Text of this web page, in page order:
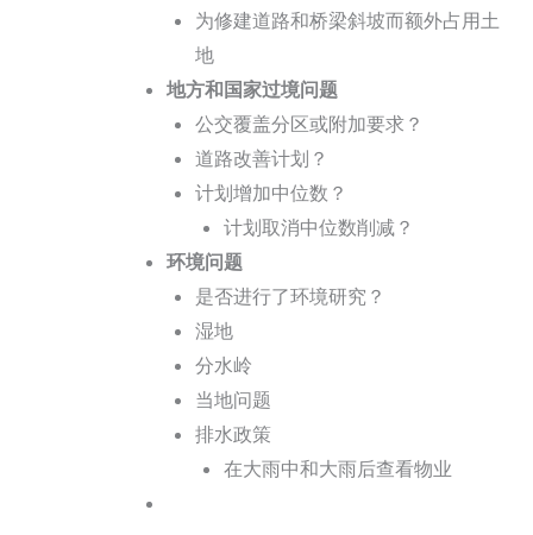
为修建道路和桥梁斜坡而额外占用土
地
地方和国家过境问题
公交覆盖分区或附加要求？
道路改善计划？
计划增加中位数？
计划取消中位数削减？
环境问题
是否进行了环境研究？
湿地
分水岭
当地问题
排水政策
在大雨中和大雨后查看物业